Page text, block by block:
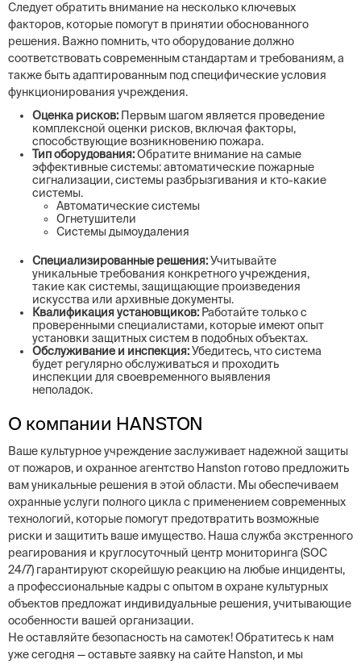
Следует обратить внимание на несколько ключевых
факторов, которые помогут в принятии обоснованного
решения. Важно помнить, что оборудование должно
соответствовать современным стандартам и требованиям, а
также быть адаптированным под специфические условия
функционирования учреждения.
Оценка рисков: Первым шагом является проведение
комплексной оценки рисков, включая факторы,
способствующие возникновению пожара.
Тип оборудования:Обратите внимание на самые
эффективные системы: автоматические пожарные
сигнализации, системы разбрызгивания и кто-какие
системы.
Автоматические системы
Огнетушители
Системы дымоудаления
Специализированные решения:Учитывайте
уникальные требования конкретного учреждения,
такие как системы, защищающие произведения
искусства или архивные документы.
Квалификация установщиков: Работайте только с
проверенными специалистами, которые имеют опыт
установки защитных систем в подобных объектах.
Обслуживание и инспекция:Убедитесь, что система
будет регулярно обслуживаться и проходить
инспекции для своевременного выявления
неполадок.
О компании HANSTON
Ваше культурное учреждение заслуживает надежной защиты
от пожаров, и охранное агентство Hanston готово предложить
вам уникальные решения в этой области. Мы обеспечиваем
охранные услуги полного цикла с применением современных
технологий, которые помогут предотвратить возможные
риски и защитить ваше имущество. Наша служба экстренного
реагирования и круглосуточный центр мониторинга (SOC
24/7) гарантируют скорейшую реакцию на любые инциденты,
а профессиональные кадры с опытом в охране культурных
объектов предложат индивидуальные решения, учитывающие
особенности вашей организации.
Не оставляйте безопасность на самотек! Обратитесь к нам
уже сегодня — оставьте заявку на сайте Hanston, и мы